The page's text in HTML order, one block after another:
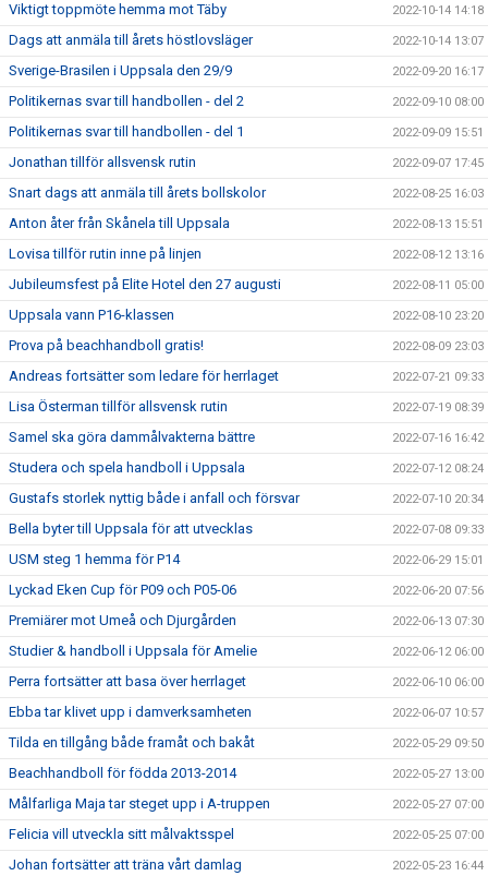
Viktigt toppmöte hemma mot Täby 2022-10-14 14:18
Dags att anmäla till årets höstlovsläger 2022-10-14 13:07
Sverige-Brasilen i Uppsala den 29/9 2022-09-20 16:17
Politikernas svar till handbollen - del 2 2022-09-10 08:00
Politikernas svar till handbollen - del 1 2022-09-09 15:51
Jonathan tillför allsvensk rutin 2022-09-07 17:45
Snart dags att anmäla till årets bollskolor 2022-08-25 16:03
Anton åter från Skånela till Uppsala 2022-08-13 15:51
Lovisa tillför rutin inne på linjen 2022-08-12 13:16
Jubileumsfest på Elite Hotel den 27 augusti 2022-08-11 05:00
Uppsala vann P16-klassen 2022-08-10 23:20
Prova på beachhandboll gratis! 2022-08-09 23:03
Andreas fortsätter som ledare för herrlaget 2022-07-21 09:33
Lisa Österman tillför allsvensk rutin 2022-07-19 08:39
Samel ska göra dammålvakterna bättre 2022-07-16 16:42
Studera och spela handboll i Uppsala 2022-07-12 08:24
Gustafs storlek nyttig både i anfall och försvar 2022-07-10 20:34
Bella byter till Uppsala för att utvecklas 2022-07-08 09:33
USM steg 1 hemma för P14 2022-06-29 15:01
Lyckad Eken Cup för P09 och P05-06 2022-06-20 07:56
Premiärer mot Umeå och Djurgården 2022-06-13 07:30
Studier & handboll i Uppsala för Amelie 2022-06-12 06:00
Perra fortsätter att basa över herrlaget 2022-06-10 06:00
Ebba tar klivet upp i damverksamheten 2022-06-07 10:57
Tilda en tillgång både framåt och bakåt 2022-05-29 09:50
Beachhandboll för födda 2013-2014 2022-05-27 13:00
Målfarliga Maja tar steget upp i A-truppen 2022-05-27 07:00
Felicia vill utveckla sitt målvaktsspel 2022-05-25 07:00
Johan fortsätter att träna vårt damlag 2022-05-23 16:44